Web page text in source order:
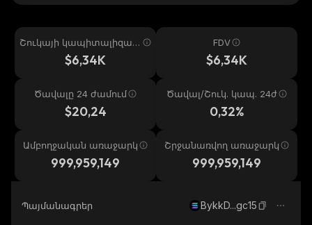
Շուկայի կապիտալիզաց
$6,34K
FDV
$6,34K
Ծավալը 24 ժամում
$20,24
Ծավալ/Շուկ. կապ. 24ժ
0,32%
Ամբողջական առաջարկ
999,959,149
Շրջանառվող առաջարկ
999,959,149
Պայմանագրեր BykkD...gc15